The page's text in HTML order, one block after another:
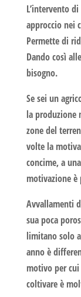
L’intervento
approccio nei
Permette di
Dando così
bisogno.
Se sei un
la produzione
zone del
volte la
concime, a
motivazione
Avvallamenti
sua poca
limitano solo
anno è
motivo per
coltivare è